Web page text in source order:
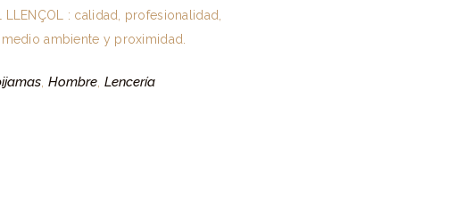
: calidad, profesionalidad,
ambiente y proximidad.
Hombre, Lencería